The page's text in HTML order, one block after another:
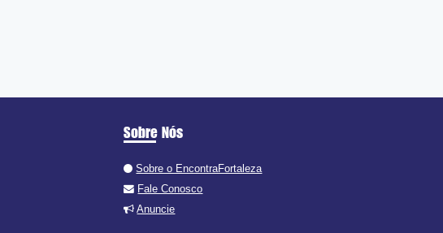
Sobre Nós
Sobre o EncontraFortaleza
Fale Conosco
Anuncie